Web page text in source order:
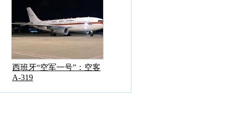
西班牙“空军一号”：空客
A-319